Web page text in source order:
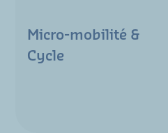
Micro-mobilité &
Cycle